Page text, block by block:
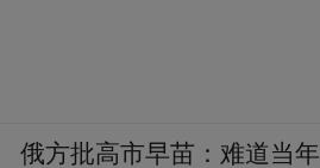
俄方批高市早苗：难道当年